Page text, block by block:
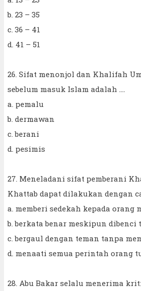
b. 23 – 35
c. 36 – 41
d. 41 – 51
26. Sifat menonjol dan Khalifah
sebelum masuk Islam adalah ....
a. pemalu
b. dermawan
c. berani
d. pesimis
27. Meneladani sifat pemberani
Khattab dapat dilakukan dengan
a. memberi sedekah kepada orang
b. berkata benar meskipun dibenci
c. bergaul dengan teman tanpa
d. menaati semua perintah orang
28. Abu Bakar selalu menerima